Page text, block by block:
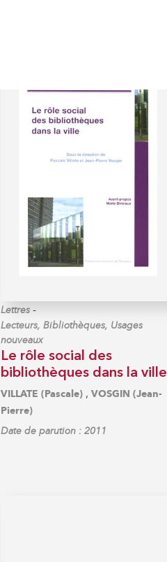
Lettres-
Lecteurs, Bibliothèques, Usages
nouveaux
Le rôle social des
bibliothèques dans la ville
VILLATE (Pascale), VOSGIN (Jean-
Pierre)
Date de parution : 2011